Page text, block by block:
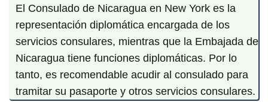
El Consulado de Nicaragua en New York es la
representación diplomática encargada de los
servicios consulares, mientras que la Embajada de
Nicaragua tiene funciones diplomáticas. Por lo
tanto, es recomendable acudir al consulado para
tramitar su pasaporte y otros servicios consulares.